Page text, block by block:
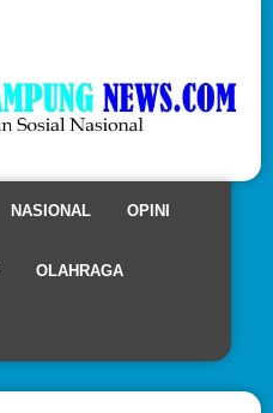
NASIONAL OPINI
OLAHRAGA